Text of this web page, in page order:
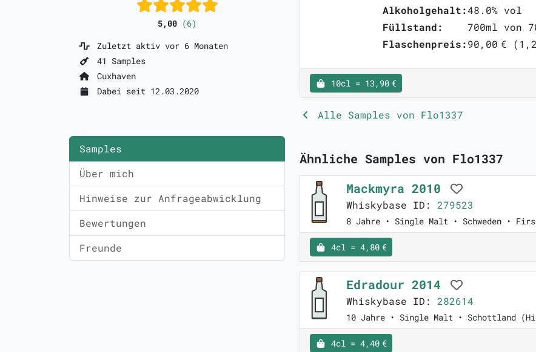
5,00 (6)
Zuletzt aktiv vor 6 Monaten
41 Samples
Cuxhaven
Dabei seit 12.03.2020
Samples
Über mich
Hinweise zur Anfrageabwicklung
Bewertungen
Freunde
Alkoholgehalt:48.0% vol
Füllstand:
700ml von
Flaschenpreis:90,00 €
10cl = 13,90 €
Alle Samples von Flo1337
Ähnliche Samples von Flo1337
Mackmyra 2010
Whiskybase ID: 279523
8 Jahre • Single Malt • Schweden •
4cl = 4,80 €
Edradour 2014
Whiskybase ID: 282614
10 Jahre • Single Malt • Schottland
4cl = 4,40 €